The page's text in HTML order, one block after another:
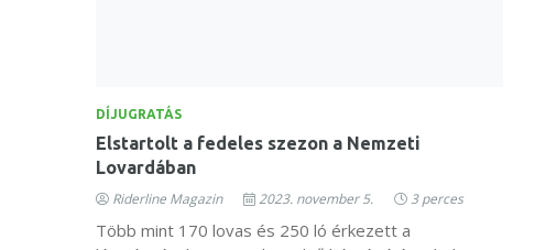
DÍJUGRATÁS
Elstartolt a fedeles szezon a Nemzeti
Lovardában
Riderline Magazin 2023. november 5. 3 perces
Több mint 170 lovas és 250 ló érkezett a